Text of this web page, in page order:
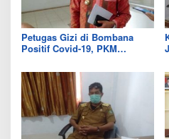
Petugas Gizi di Bombana
Positif Covid-19, PKM
Jalani Swab Massal